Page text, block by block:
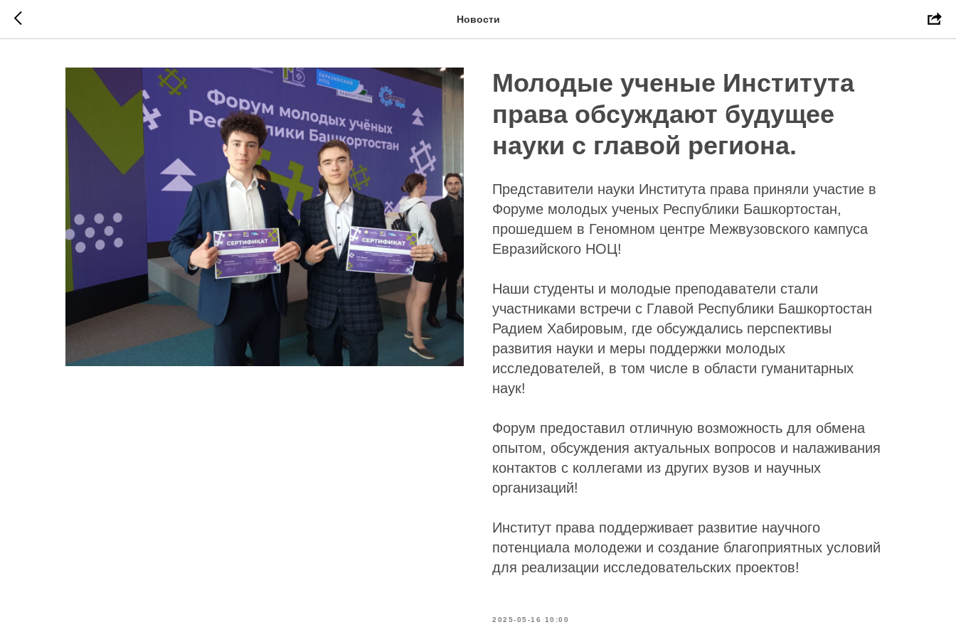
Новости
Молодые ученые Института
права обсуждают будущее
науки с главой региона.
Представители науки Института права приняли участие в
Форуме молодых ученых Республики Башкортостан,
прошедшем в Геномном центре Межвузовского кампуса
Евразийского НОЦ!
Наши студенты и молодые преподаватели стали
участниками встречи с Главой Республики Башкортостан
Радием Хабировым, где обсуждались перспективы
развития науки и меры поддержки молодых
исследователей, в том числе в области гуманитарных
наук!
Форум предоставил отличную возможность для обмена
опытом, обсуждения актуальных вопросов и налаживания
контактов с коллегами из других вузов и научных
организаций!
Институт права поддерживает развитие научного
потенциала молодежи и создание благоприятных условий
для реализации исследовательских проектов!
2025-05-16 10:00